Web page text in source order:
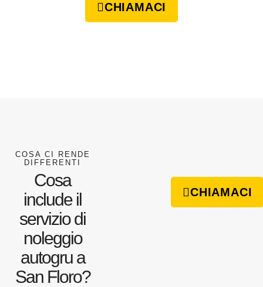
CHIAMACI
COSA CI RENDE
DIFFERENTI
Cosa
include il
servizio di
noleggio
autogru a
San Floro?
CHIAMACI